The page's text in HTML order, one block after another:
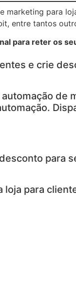
marketing para
entre tantos
para reter os
e crie
de
para
para